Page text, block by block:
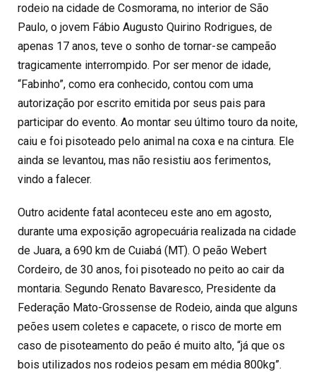
rodeio na cidade de Cosmorama, no interior de São
Paulo, o jovem Fábio Augusto Quirino Rodrigues, de
apenas 17 anos, teve o sonho de tornar-se campeão
tragicamente interrompido. Por ser menor de idade,
“Fabinho”, como era conhecido, contou com uma
autorização por escrito emitida por seus pais para
participar do evento. Ao montar seu último touro da noite,
caiu e foi pisoteado pelo animal na coxa e na cintura. Ele
ainda se levantou, mas não resistiu aos ferimentos,
vindo a falecer.
Outro acidente fatal aconteceu este ano em agosto,
durante uma exposição agropecuária realizada na cidade
de Juara, a 690 km de Cuiabá (MT). O peão Webert
Cordeiro, de 30 anos, foi pisoteado no peito ao cair da
montaria. Segundo Renato Bavaresco, Presidente da
Federação Mato-Grossense de Rodeio, ainda que alguns
peões usem coletes e capacete, o risco de morte em
caso de pisoteamento do peão é muito alto, “já que os
bois utilizados nos rodeios pesam em média 800kg”.